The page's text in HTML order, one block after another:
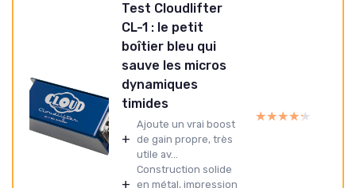
Test Cloudlifter
CL-1 : le petit
boîtier bleu qui
sauve les micros
dynamiques
timides
+
Ajoute un vrai boost
de gain propre, très
utile av...
+
Construction solide
en métal, impression
★★★★★
★★★★★